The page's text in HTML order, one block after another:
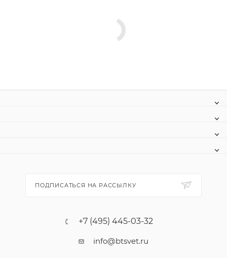
ПОДПИСАТЬСЯ НА РАССЫЛКУ
+7 (495) 445-03-32
info@btsvet.ru